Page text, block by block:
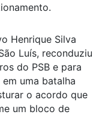
Henrique Silva
Luís, reconduziu
do PSB e para
uma batalha
o acordo que
um bloco de